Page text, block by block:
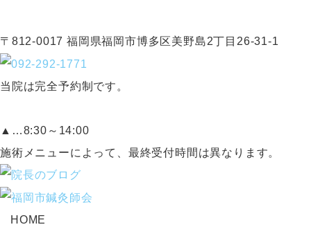
〒812-0017 福岡県福岡市博多区美野島2丁目26-31-1
当院は完全予約制です。
▲…8:30～14:00
施術メニューによって、最終受付時間は異なります。
HOME